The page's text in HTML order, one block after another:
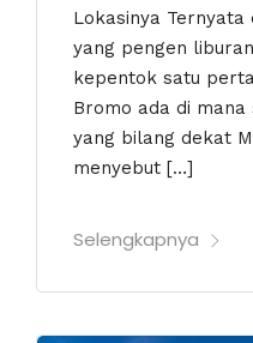
Lokasinya Ternyata
yang pengen
kepentok satu
Bromo ada di mana
yang bilang dekat
menyebut […]
Selengkapnya